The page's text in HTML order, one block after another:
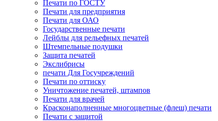
Печати по ГОСТУ
Печати для предприятия
Печати для ОАО
Государственные печати
Лейблы для рельефных печатей
Штемпельные подушки
Защита печатей
Экслибрисы
печати Для Госучреждений
Печати по оттиску
Уничтожение печатей, штампов
Печати для врачей
Красконаполненные многоцветные (флеш) печати
Печати с защитой